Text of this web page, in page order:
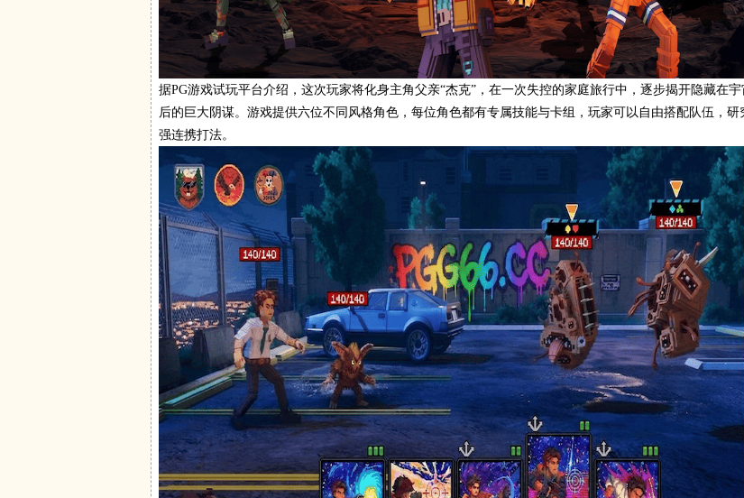
据PG游戏试玩平台介绍，这次玩家将化身主角父亲“杰克”，在一次失控的家庭旅行中，逐步揭开隐藏在宇
后的巨大阴谋。游戏提供六位不同风格角色，每位角色都有专属技能与卡组，玩家可以自由搭配队伍，研
强连携打法。